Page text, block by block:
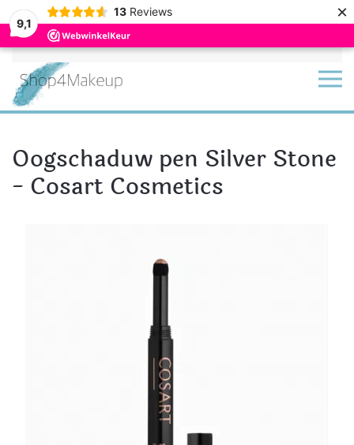
9,1
13 Reviews ×
Terug naar hoofdinhoud
Oogschaduw pen Silver Stone
- Cosart Cosmetics